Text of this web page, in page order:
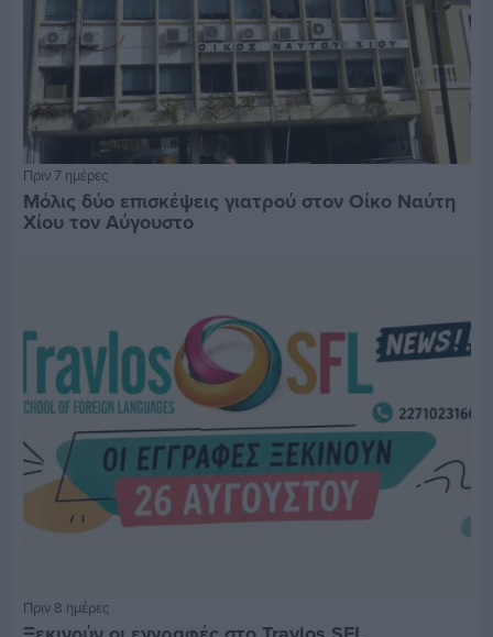
Πριν 7 ημέρες
Μόλις δύο επισκέψεις γιατρού στον Οίκο Ναύτη
Χίου τον Αύγουστο
Πριν 8 ημέρες